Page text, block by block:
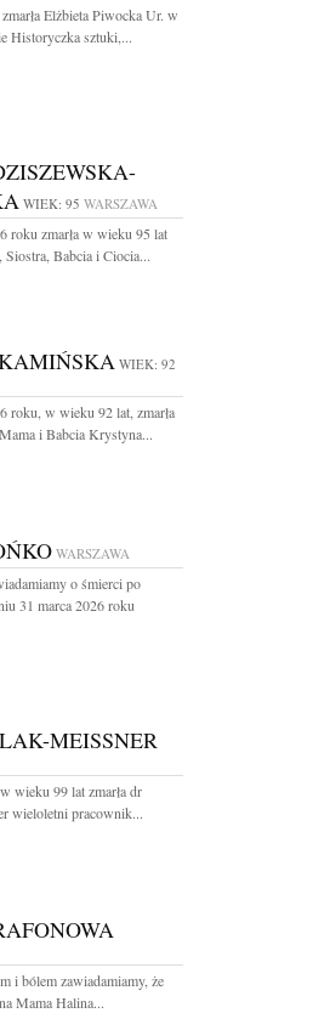
Elżbieta Piwocka Ur. w
Historyczka sztuki,...
WIEK: 95 WARSZAWA
roku zmarła w wieku 95 lat
Siostra, Babcia i Ciocia...
WIEK: 92
roku, w wieku 92 lat, zmarła
i Babcia Krystyna...
WARSZAWA
o śmierci po
31 marca 2026 roku
MEISSNER
wieku 99 lat zmarła dr
wieloletni pracownik...
i bólem zawiadamiamy, że
Mama Halina...